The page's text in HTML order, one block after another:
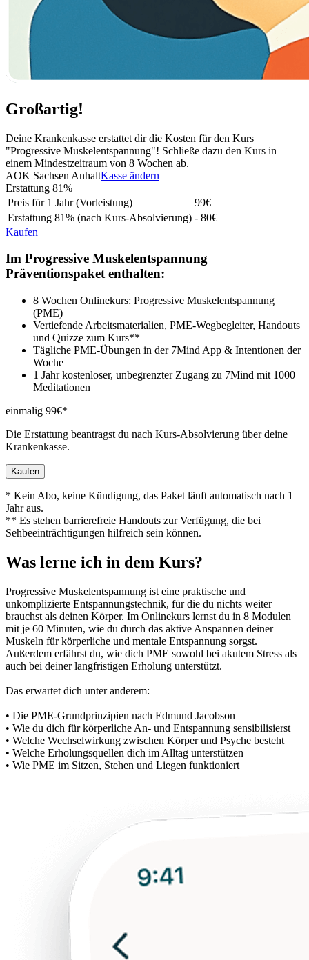
Großartig!
Deine Krankenkasse erstattet dir die Kosten für den Kurs
"Progressive Muskelentspannung"! Schließe dazu den Kurs in
einem Mindestzeitraum von 8 Wochen ab.
AOK Sachsen AnhaltKasse ändern
Erstattung 81%
Preis für 1 Jahr (Vorleistung)
99€
Erstattung 81% (nach Kurs-Absolvierung) - 80€
Kaufen
Im Progressive Muskelentspannung
Präventionspaket enthalten:
8 Wochen Onlinekurs: Progressive Muskelentspannung
(PME)
Vertiefende Arbeitsmaterialien, PME-Wegbegleiter, Handouts
und Quizze zum Kurs**
Tägliche PME-Übungen in der 7Mind App & Intentionen der
Woche
1 Jahr kostenloser, unbegrenzter Zugang zu 7Mind mit 1000
Meditationen
einmalig 99€*
Die Erstattung beantragst du nach Kurs-Absolvierung über deine
Krankenkasse.
Kaufen
* Kein Abo, keine Kündigung, das Paket läuft automatisch nach 1
Jahr aus.
** Es stehen barrierefreie Handouts zur Verfügung, die bei
Sehbeeinträchtigungen hilfreich sein können.
Was lerne ich in dem Kurs?
Progressive Muskelentspannung ist eine praktische und
unkomplizierte Entspannungstechnik, für die du nichts weiter
brauchst als deinen Körper. Im Onlinekurs lernst du in 8 Modulen
mit je 60 Minuten, wie du durch das aktive Anspannen deiner
Muskeln für körperliche und mentale Entspannung sorgst.
Außerdem erfährst du, wie dich PME sowohl bei akutem Stress als
auch bei deiner langfristigen Erholung unterstützt.
Das erwartet dich unter anderem:
• Die PME-Grundprinzipien nach Edmund Jacobson
• Wie du dich für körperliche An- und Entspannung sensibilisierst
• Welche Wechselwirkung zwischen Körper und Psyche besteht
• Welche Erholungsquellen dich im Alltag unterstützen
• Wie PME im Sitzen, Stehen und Liegen funktioniert